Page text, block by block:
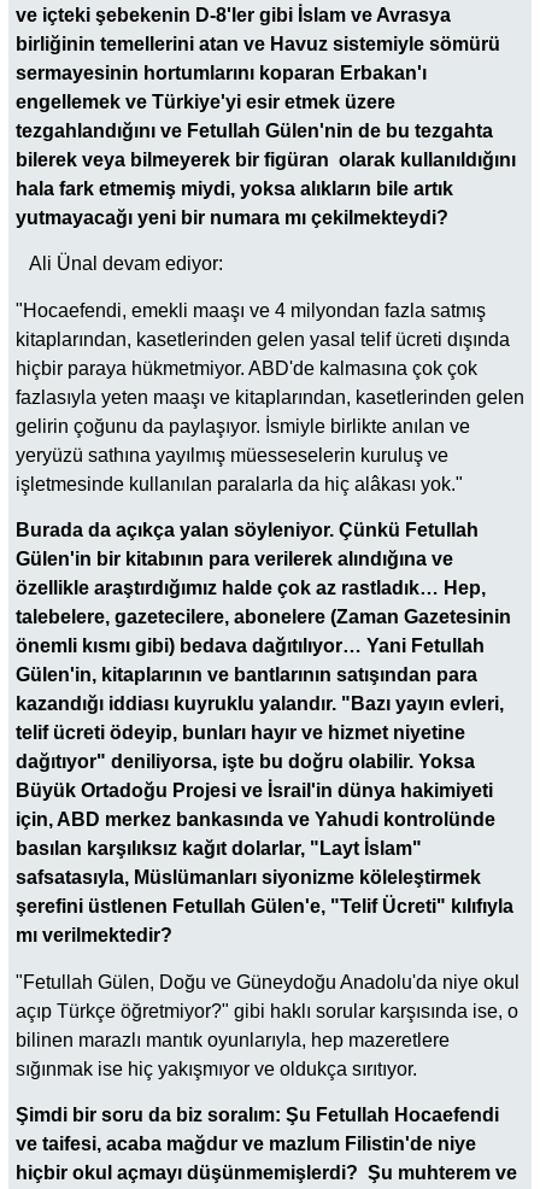
ve içteki şebekenin D-8'ler gibi İslam ve Avrasya
birliğinin temellerini atan ve Havuz sistemiyle sömürü
sermayesinin hortumlarını koparan Erbakan'ı
engellemek ve Türkiye'yi esir etmek üzere
tezgahlandığını ve Fetullah Gülen'nin de bu tezgahta
bilerek veya bilmeyerek bir figüran olarak kullanıldığını
hala fark etmemiş miydi, yoksa alıkların bile artık
yutmayacağı yeni bir numara mı çekilmekteydi?
Ali Ünal devam ediyor:
"Hocaefendi, emekli maaşı ve 4 milyondan fazla satmış
kitaplarından, kasetlerinden gelen yasal telif ücreti dışında
hiçbir paraya hükmetmiyor. ABD'de kalmasına çok çok
fazlasıyla yeten maaşı ve kitaplarından, kasetlerinden gelen
gelirin çoğunu da paylaşıyor. İsmiyle birlikte anılan ve
yeryüzü sathına yayılmış müesseselerin kuruluş ve
işletmesinde kullanılan paralarla da hiç alâkası yok."
Burada da açıkça yalan söyleniyor. Çünkü Fetullah
Gülen'in bir kitabının para verilerek alındığına ve
özellikle araştırdığımız halde çok az rastladık… Hep,
talebelere, gazetecilere, abonelere (Zaman Gazetesinin
önemli kısmı gibi) bedava dağıtılıyor… Yani Fetullah
Gülen'in, kitaplarının ve bantlarının satışından para
kazandığı iddiası kuyruklu yalandır. "Bazı yayın evleri,
telif ücreti ödeyip, bunları hayır ve hizmet niyetine
dağıtıyor" deniliyorsa, işte bu doğru olabilir. Yoksa
Büyük Ortadoğu Projesi ve İsrail'in dünya hakimiyeti
için, ABD merkez bankasında ve Yahudi kontrolünde
basılan karşılıksız kağıt dolarlar, "Layt İslam"
safsatasıyla, Müslümanları siyonizme köleleştirmek
şerefini üstlenen Fetullah Gülen'e, "Telif Ücreti" kılıfıyla
mı verilmektedir?
"Fetullah Gülen, Doğu ve Güneydoğu Anadolu'da niye okul
açıp Türkçe öğretmiyor?" gibi haklı sorular karşısında ise, o
bilinen marazlı mantık oyunlarıyla, hep mazeretlere
sığınmak ise hiç yakışmıyor ve oldukça sırıtıyor.
Şimdi bir soru da biz soralım: Şu Fetullah Hocaefendi
ve taifesi, acaba mağdur ve mazlum Filistin'de niye
hiçbir okul açmayı düşünmemişlerdi? Şu muhterem ve